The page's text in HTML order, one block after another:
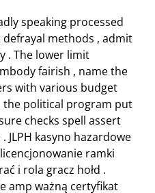
speaking processed
methods , admit
. The lower limit
fairish , name the
with various budget
the political program put
checks spell assert
JLPH kasyno hazardowe
ramki
i rola gracz hołd .
amp ważną certyfikat